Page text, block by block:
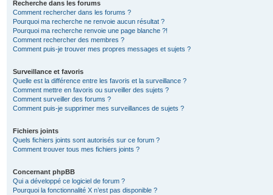
Recherche dans les forums
Comment rechercher dans les forums ?
Pourquoi ma recherche ne renvoie aucun résultat ?
Pourquoi ma recherche renvoie une page blanche ?!
Comment rechercher des membres ?
Comment puis-je trouver mes propres messages et sujets ?
Surveillance et favoris
Quelle est la différence entre les favoris et la surveillance ?
Comment mettre en favoris ou surveiller des sujets ?
Comment surveiller des forums ?
Comment puis-je supprimer mes surveillances de sujets ?
Fichiers joints
Quels fichiers joints sont autorisés sur ce forum ?
Comment trouver tous mes fichiers joints ?
Concernant phpBB
Qui a développé ce logiciel de forum ?
Pourquoi la fonctionnalité X n’est pas disponible ?